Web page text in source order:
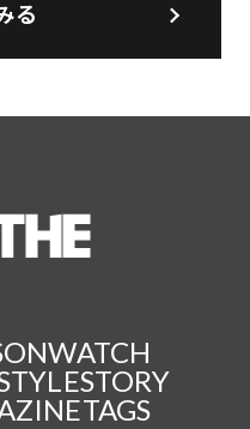
る
WATCH
STORY
TAGS